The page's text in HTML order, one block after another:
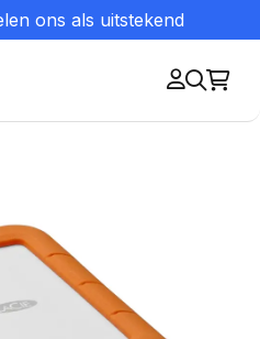
ons als uitstekend